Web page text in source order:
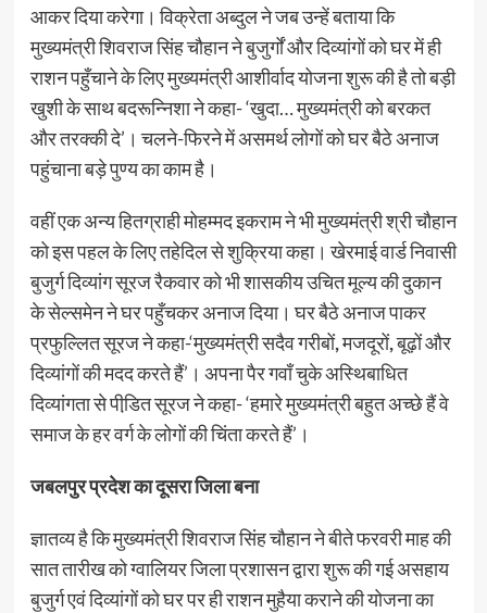
आकर दिया करेगा। विक्रेता अब्दुल ने जब उन्हें बताया कि
मुख्यमंत्री शिवराज सिंह चौहान ने बुजुर्गों और दिव्यांगों को घर में ही
राशन पहुँचाने के लिए मुख्यमंत्री आशीर्वाद योजना शुरू की है तो बड़ी
खुशी के साथ बदरून्निशा ने कहा- ‘खुदा… मुख्यमंत्री को बरकत
और तरक्की दे’। चलने-फिरने में असमर्थ लोगों को घर बैठे अनाज
पहुंचाना बड़े पुण्य का काम है।
वहीं एक अन्य हितग्राही मोहम्मद इकराम ने भी मुख्यमंत्री श्री चौहान
को इस पहल के लिए तहेदिल से शुक्रिया कहा। खेरमाई वार्ड निवासी
बुजुर्ग दिव्यांग सूरज रैकवार को भी शासकीय उचित मूल्य की दुकान
के सेल्समेन ने घर पहुँचकर अनाज दिया। घर बैठे अनाज पाकर
प्रफुल्लित सूरज ने कहा-‘मुख्यमंत्री सदैव गरीबों,मजदूरों,बूढ़ों और
दिव्यांगों की मदद करते हैं’। अपना पैर गवाँ चुके अस्थिबाधित
दिव्यांगता से पीडि़त सूरज ने कहा- ‘हमारे मुख्यमंत्री बहुत अच्छे हैं वे
समाज के हर वर्ग के लोगों की चिंता करते हैं’।
जबलपुर प्रदेश का दूसरा जिला बना
ज्ञातव्य है कि मुख्यमंत्री शिवराज सिंह चौहान ने बीते फरवरी माह की
सात तारीख को ग्वालियर जिला प्रशासन द्वारा शुरू की गई असहाय
बुजुर्ग एवं दिव्यांगों को घर पर ही राशन मुहैया कराने की योजना का